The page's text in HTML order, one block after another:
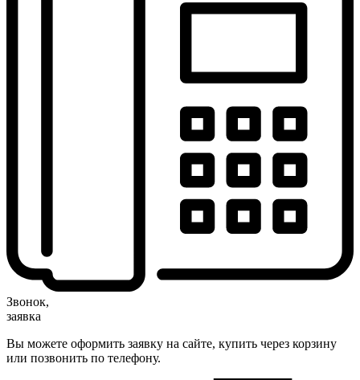
Звонок,
заявка
Вы можете оформить заявку на сайте, купить через корзину
или позвонить по телефону.